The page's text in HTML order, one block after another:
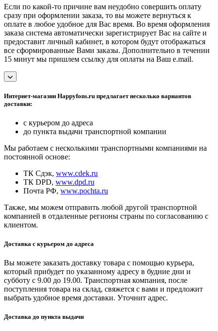
Если по какой-то причине вам неудобно совершить оплату
сразу при оформлении заказа, то вы можете вернуться к
оплате в любое удобное для Вас время. Во время оформления
заказа система автоматически зарегистрирует Вас на сайте и
предоставит личный кабинет, в котором будут отображаться
все сформированные Вами заказы. Дополнительно в течении
15 минут мы пришлем ссылку для оплаты на Ваш e.mail.
Интернет-магазин Happyfons.ru предлагает несколько вариантов
доставки:
с курьером до адреса
до пункта выдачи транспортной компании
Мы работаем с несколькими транспортными компаниями на
постоянной основе:
ТК Сдэк, www.cdek.ru
ТК DPD, www.dpd.ru
Почта РФ, www.pochta.ru
Также, мы можем отправить любой другой транспортной
компанией в отдаленные регионы страны по согласованию с
клиентом.
Доставка с курьером до адреса
Вы можете заказать доставку товара с помощью курьера,
который прибудет по указанному адресу в будние дни и
субботу с 9.00 до 19.00. Транспортная компания, после
поступления товара на склад, свяжется с вами и предложит
выбрать удобное время доставки. Уточнит адрес.
Доставка до пункта выдачи